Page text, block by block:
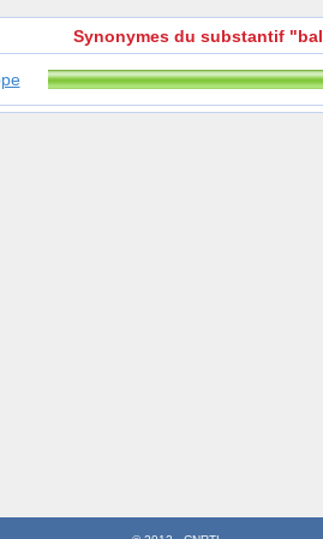
Synonymes du substantif